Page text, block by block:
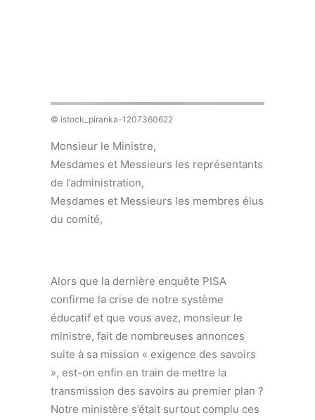
© istock_piranka-1207360622
Monsieur le Ministre,
Mesdames et Messieurs les représentants
de l’administration,
Mesdames et Messieurs les membres élus
du comité,
Alors que la dernière enquête PISA
confirme la crise de notre système
éducatif et que vous avez, monsieur le
ministre, fait de nombreuses annonces
suite à sa mission « exigence des savoirs
», est-on enfin en train de mettre la
transmission des savoirs au premier plan ?
Notre ministère s’était surtout complu ces